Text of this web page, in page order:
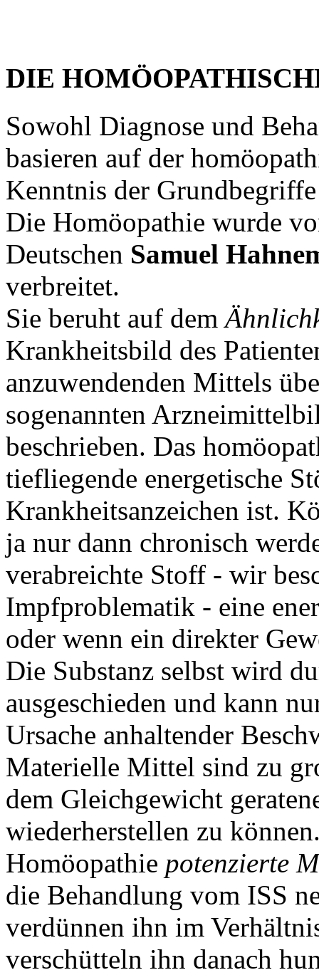
DIE
Sowohl Diagnose und
basieren auf der
Kenntnis der
Die Homöopathie wurde
Deutschen Samuel
verbreitet.
Sie beruht auf dem
Krankheitsbild des
anzuwendenden Mittels
sogenannten
beschrieben. Das
tiefliegende energetische
Krankheitsanzeichen ist.
ja nur dann chronisch
verabreichte Stoff - wir
Impfproblematik - eine
oder wenn ein direkter
Die Substanz selbst wird
ausgeschieden und kann
Ursache anhaltender
Materielle Mittel sind zu
dem Gleichgewicht
wiederherstellen zu
Homöopathie potenzierte
die Behandlung vom ISS
verdünnen ihn im
verschütteln ihn danach